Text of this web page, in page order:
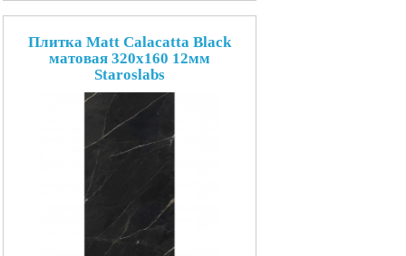
Плитка Matt Calacatta Black
матовая 320x160 12мм
Staroslabs